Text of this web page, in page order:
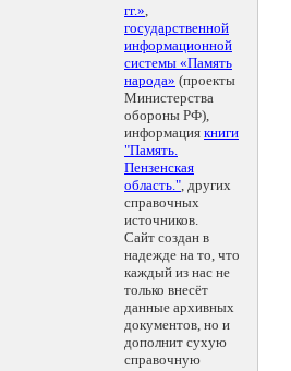
гг.»,
государственной
информационной
системы «Память
народа» (проекты
Министерства
обороны РФ),
информация книги
"Память.
Пензенская
область.", других
справочных
источников.
Сайт создан в
надежде на то, что
каждый из нас не
только внесёт
данные архивных
документов, но и
дополнит сухую
справочную